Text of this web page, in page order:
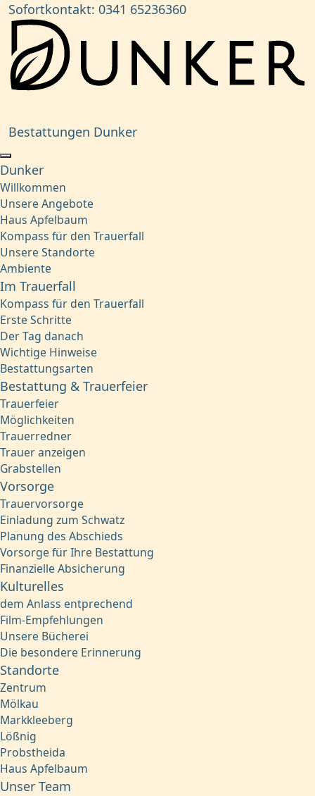
Sofortkontakt: 0341 65236360
Bestattungen Dunker
Dunker
Willkommen
Unsere Angebote
Haus Apfelbaum
Kompass für den Trauerfall
Unsere Standorte
Ambiente
Im Trauerfall
Kompass für den Trauerfall
Erste Schritte
Der Tag danach
Wichtige Hinweise
Bestattungsarten
Bestattung & Trauerfeier
Trauerfeier
Möglichkeiten
Trauerredner
Trauer anzeigen
Grabstellen
Vorsorge
Trauervorsorge
Einladung zum Schwatz
Planung des Abschieds
Vorsorge für Ihre Bestattung
Finanzielle Absicherung
Kulturelles
dem Anlass entprechend
Film-Empfehlungen
Unsere Bücherei
Die besondere Erinnerung
Standorte
Zentrum
Mölkau
Markkleeberg
Lößnig
Probstheida
Haus Apfelbaum
Unser Team